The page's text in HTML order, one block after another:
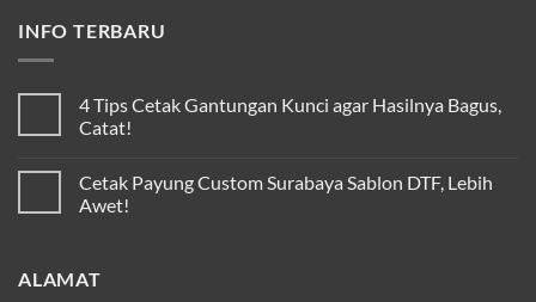
INFO TERBARU
4 Tips Cetak Gantungan Kunci agar Hasilnya Bagus,
Catat!
Cetak Payung Custom Surabaya Sablon DTF, Lebih
Awet!
ALAMAT